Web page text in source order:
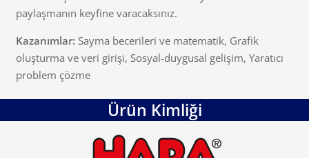
paylaşmanın keyfine varacaksınız.
Kazanımlar: Sayma becerileri ve matematik, Grafik
oluşturma ve veri girişi, Sosyal-duygusal gelişim, Yaratıcı
problem çözme
Ürün Kimliği